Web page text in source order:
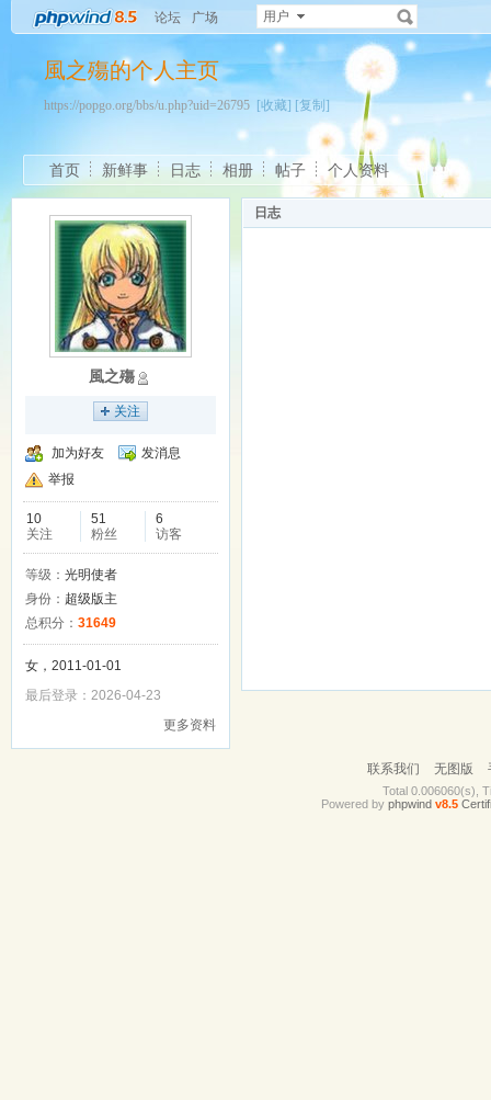
论坛 广场 用户
風之殤的个人主页
https://popgo.org/bbs/u.php?uid=26795 [收藏] [复制]
首页 新鲜事 日志 相册 帖子 个人资料
風之殤
关注
加为好友
发消息
举报
10
关注
51
粉丝
6
访客
等级： 光明使者
身份： 超级版主
总积分： 31649
女，2011-01-01
最后登录：2026-04-23
更多资料
日志
联系我们 无图版
Total 0.006060(s),
Powered by phpwind v8.5